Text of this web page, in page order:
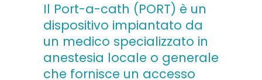
Il Port-a-cath (PORT) è un
dispositivo impiantato da
un medico specializzato in
anestesia locale o generale
che fornisce un accesso